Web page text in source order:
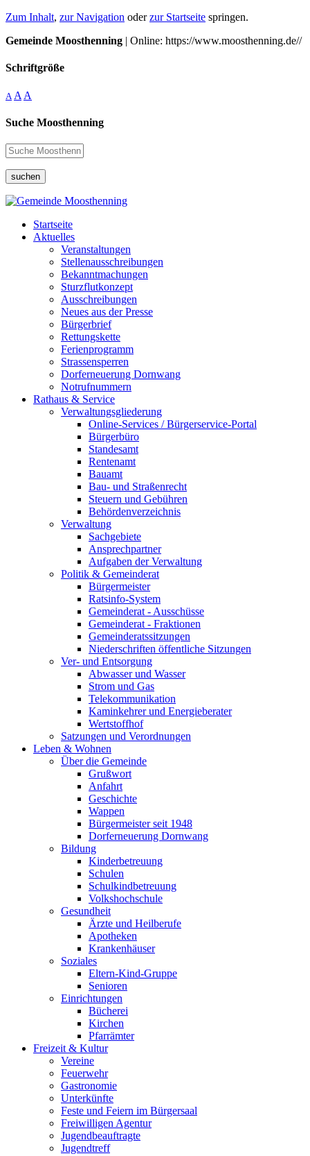
Zum Inhalt, zur Navigation oderzur Startseite springen.
Gemeinde Moosthenning | Online: https://www.moosthenning.de//
Schriftgröße
A A A
Suche Moosthenning
suchen
Startseite
Aktuelles
Veranstaltungen
Stellenausschreibungen
Bekanntmachungen
Sturzflutkonzept
Ausschreibungen
Neues aus der Presse
Bürgerbrief
Rettungskette
Ferienprogramm
Strassensperren
Dorferneuerung Dornwang
Notrufnummern
Rathaus & Service
Verwaltungsgliederung
Online-Services / Bürgerservice-Portal
Bürgerbüro
Standesamt
Rentenamt
Bauamt
Bau- und Straßenrecht
Steuern und Gebühren
Behördenverzeichnis
Verwaltung
Sachgebiete
Ansprechpartner
Aufgaben der Verwaltung
Politik & Gemeinderat
Bürgermeister
Ratsinfo-System
Gemeinderat - Ausschüsse
Gemeinderat - Fraktionen
Gemeinderatssitzungen
Niederschriften öffentliche Sitzungen
Ver- und Entsorgung
Abwasser und Wasser
Strom und Gas
Telekommunikation
Kaminkehrer und Energieberater
Wertstoffhof
Satzungen und Verordnungen
Leben & Wohnen
Über die Gemeinde
Grußwort
Anfahrt
Geschichte
Wappen
Bürgermeister seit 1948
Dorferneuerung Dornwang
Bildung
Kinderbetreuung
Schulen
Schulkindbetreuung
Volkshochschule
Gesundheit
Ärzte und Heilberufe
Apotheken
Krankenhäuser
Soziales
Eltern-Kind-Gruppe
Senioren
Einrichtungen
Bücherei
Kirchen
Pfarrämter
Freizeit & Kultur
Vereine
Feuerwehr
Gastronomie
Unterkünfte
Feste und Feiern im Bürgersaal
Freiwilligen Agentur
Jugendbeauftragte
Jugendtreff